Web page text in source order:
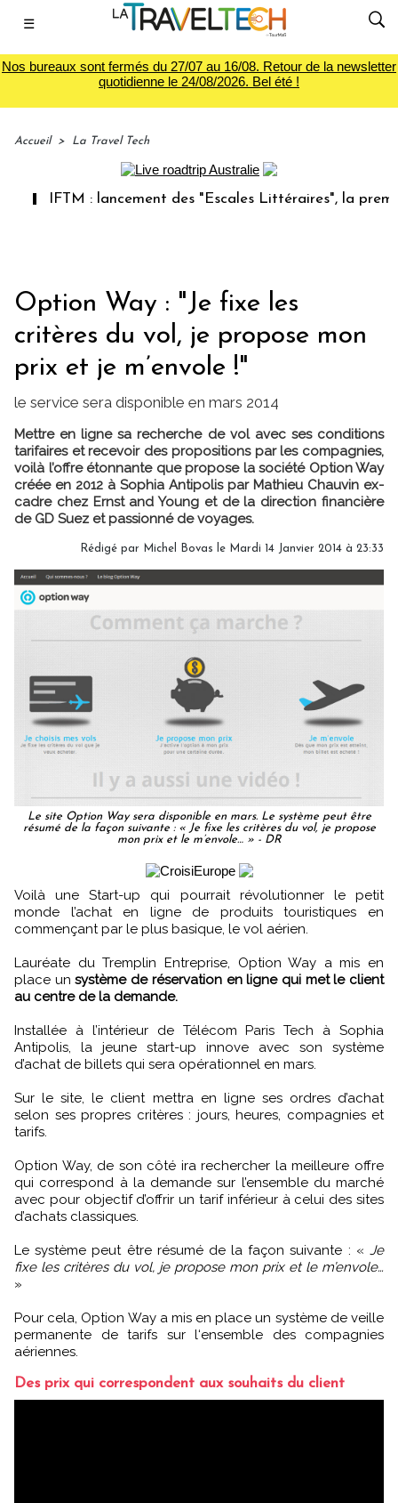
☰
Nos bureaux sont fermés du 27/07 au 16/08. Retour de la newsletter
quotidienne le 24/08/2026. Bel été !
Accueil > La Travel Tech
IFTM : lancement des "Escales Littéraires", la première
Option Way : "Je fixe les
critères du vol, je propose mon
prix et je m’envole !"
le service sera disponible en mars 2014
Mettre en ligne sa recherche de vol avec ses conditions
tarifaires et recevoir des propositions par les compagnies,
voilà l’offre étonnante que propose la société Option Way
créée en 2012 à Sophia Antipolis par Mathieu Chauvin ex-
cadre chez Ernst and Young et de la direction financière
de GD Suez et passionné de voyages.
Rédigé par Michel Bovas le Mardi 14 Janvier 2014 à 23:33
Le site Option Way sera disponible en mars. Le système peut être
résumé de la façon suivante : « Je fixe les critères du vol, je propose
mon prix et le m’envole… » - DR
Voilà une Start-up qui pourrait révolutionner le petit
monde l’achat en ligne de produits touristiques en
commençant par le plus basique, le vol aérien.
Lauréate du Tremplin Entreprise, Option Way a mis en
place unsystème de réservation en ligne qui met le client
au centre de la demande.
Installée à l’intérieur de Télécom Paris Tech à Sophia
Antipolis, la jeune start-up innove avec son système
d’achat de billets qui sera opérationnel en mars.
Sur le site, le client mettra en ligne ses ordres d’achat
selon ses propres critères : jours, heures, compagnies et
tarifs.
Option Way, de son côté ira rechercher la meilleure offre
qui correspond à la demande sur l’ensemble du marché
avec pour objectif d’offrir un tarif inférieur à celui des sites
d’achats classiques.
Le système peut être résumé de la façon suivante : « Je
fixe les critères du vol, je propose mon prix et le m’envole…
»
Pour cela, Option Way a mis en place un système de veille
permanente de tarifs sur l‘ensemble des compagnies
aériennes.
Des prix qui correspondent aux souhaits du client